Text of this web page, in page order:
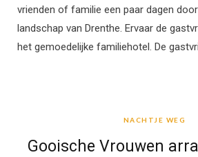
vrienden of familie een paar dagen
landschap van Drenthe. Ervaar de
het gemoedelijke familiehotel. De
NACHTJE WEG
Gooische Vrouwen